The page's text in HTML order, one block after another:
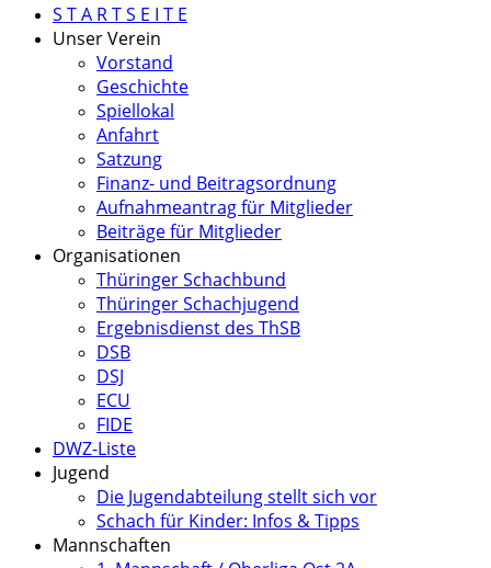
S T A R T S E I T E
Unser Verein
Vorstand
Geschichte
Spiellokal
Anfahrt
Satzung
Finanz- und Beitragsordnung
Aufnahmeantrag für Mitglieder
Beiträge für Mitglieder
Organisationen
Thüringer Schachbund
Thüringer Schachjugend
Ergebnisdienst des ThSB
DSB
DSJ
ECU
FIDE
DWZ-Liste
Jugend
Die Jugendabteilung stellt sich vor
Schach für Kinder: Infos & Tipps
Mannschaften